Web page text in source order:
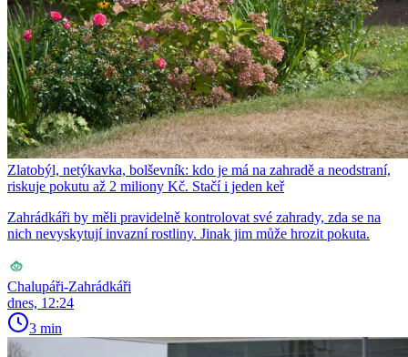
Zlatobýl, netýkavka, bolševník: kdo je má na zahradě a neodstraní,
riskuje pokutu až 2 miliony Kč. Stačí i jeden keř
Zahrádkáři by měli pravidelně kontrolovat své zahrady, zda se na
nich nevyskytují invazní rostliny. Jinak jim může hrozit pokuta.
Chalupáři-Zahrádkáři
dnes, 12:24
3 min